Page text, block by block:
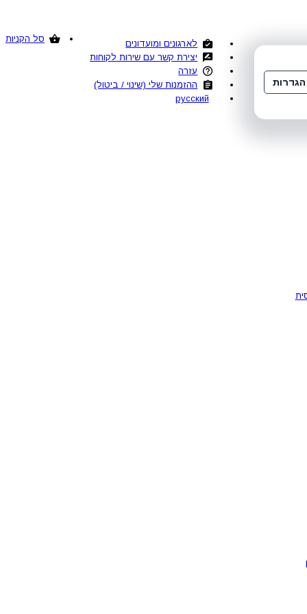
סל הקניות
לארגונים ומועדונים
יצירת קשר עם שירות לקוחות
עזרה
ההזמנות שלי (שינוי / ביטול)
русский
הגדרות